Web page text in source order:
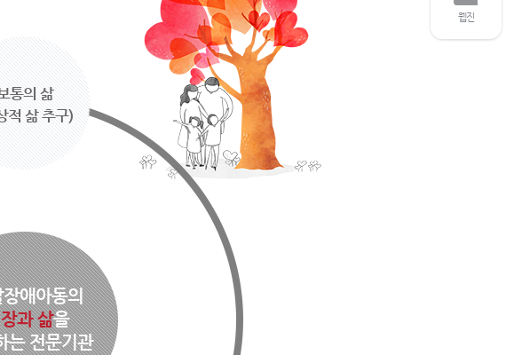
웹진
통의 삶
적 삶 추구)
애아동의
과 삶을
는 전문기관